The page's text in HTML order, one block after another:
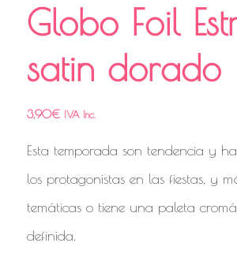
Globo Foil
satin dorado
3,90€ IVA Inc.
Esta temporada son tendencia y
los protagonistas en las fiestas, y
temáticas o tiene una paleta
definida.